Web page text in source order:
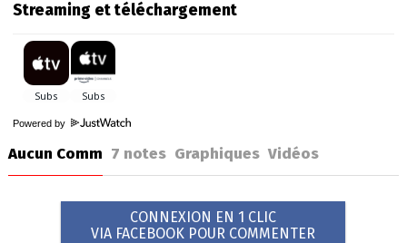
Streaming et téléchargement
Powered by
Aucun Comm 7 notes Graphiques Vidéos
CONNEXION EN 1 CLIC
VIA FACEBOOK POUR COMMENTER